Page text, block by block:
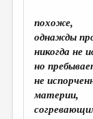
РЕДКОЛЛЕГИЯ
ОТ РЕДАКЦИИ
МАЛАЯ ПРОЗА
ЭССЕИСТИКА
похоже,
однажды
никогда не
но
не
материи,